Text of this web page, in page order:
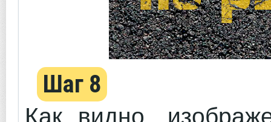
Шаг 8
Как видно,